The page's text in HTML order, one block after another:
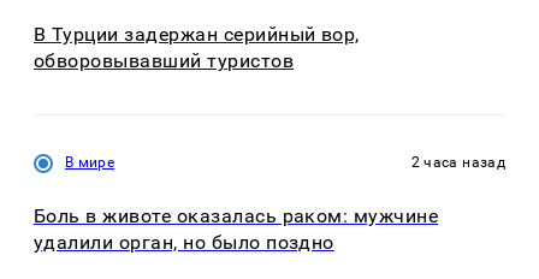
В Турции задержан серийный вор,
обворовывавший туристов
В мире 2 часа назад
Боль в животе оказалась раком: мужчине
удалили орган, но было поздно